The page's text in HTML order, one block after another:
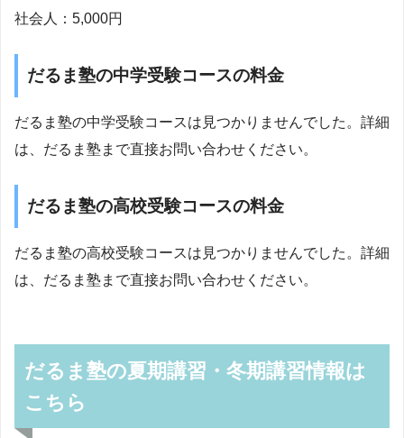
社会人：5,000円
だるま塾の中学受験コースの料金
だるま塾の中学受験コースは見つかりませんでした。詳細
は、だるま塾まで直接お問い合わせください。
だるま塾の高校受験コースの料金
だるま塾の高校受験コースは見つかりませんでした。詳細
は、だるま塾まで直接お問い合わせください。
だるま塾の夏期講習・冬期講習情報は
こちら